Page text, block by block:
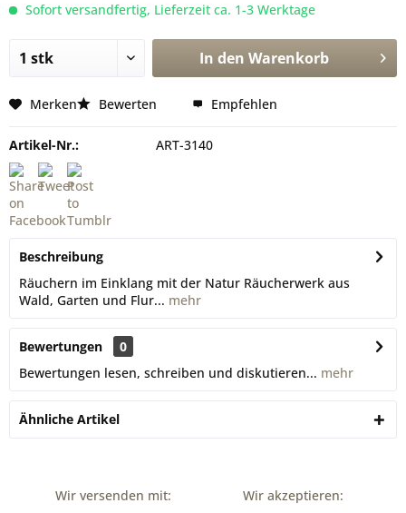
Sofort versandfertig, Lieferzeit ca. 1-3 Werktage
In den Warenkorb
Merken Bewerten Empfehlen
Artikel-Nr.: ART-3140
Beschreibung
Räuchern im Einklang mit der Natur Räucherwerk aus
Wald, Garten und Flur... mehr
Bewertungen
0
Bewertungen lesen, schreiben und diskutieren... mehr
Ähnliche Artikel
Wir versenden mit: Wir akzeptieren: